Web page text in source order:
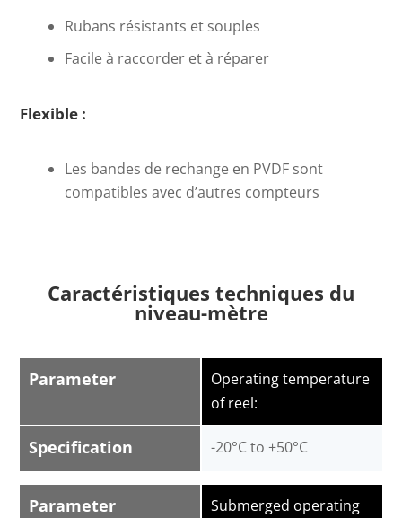
Rubans résistants et souples
Facile à raccorder et à réparer
Flexible :
Les bandes de rechange en PVDF sont
compatibles avec d’autres compteurs
Caractéristiques techniques du
niveau-mètre
Parameter
Specification
Operating temperature
of reel:
-20°C to +50°C
Parameter Submerged operating